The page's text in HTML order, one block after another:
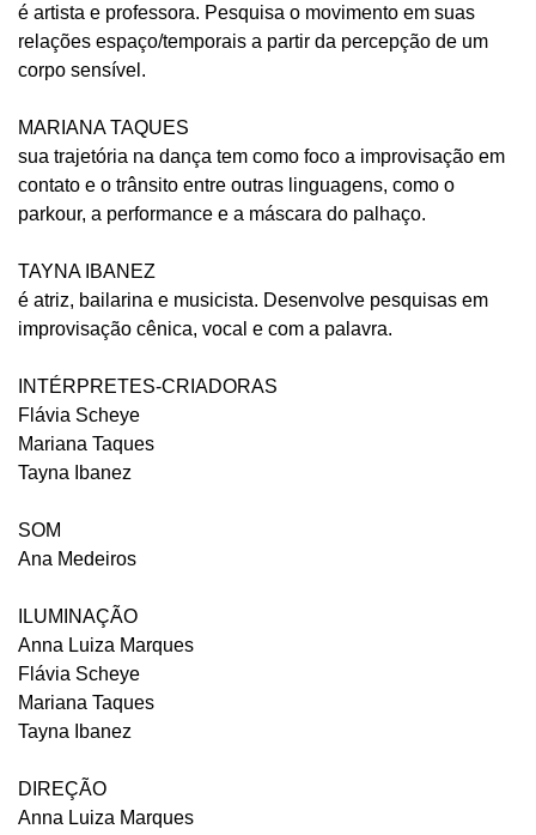
é artista e professora. Pesquisa o movimento em suas
relações espaço/temporais a partir da percepção de um
corpo sensível.
MARIANA TAQUES
sua trajetória na dança tem como foco a improvisação em
contato e o trânsito entre outras linguagens, como o
parkour, a performance e a máscara do palhaço.
TAYNA IBANEZ
é atriz, bailarina e musicista. Desenvolve pesquisas em
improvisação cênica, vocal e com a palavra.
INTÉRPRETES-CRIADORAS
Flávia Scheye
Mariana Taques
Tayna Ibanez
SOM
Ana Medeiros
ILUMINAÇÃO
Anna Luiza Marques
Flávia Scheye
Mariana Taques
Tayna Ibanez
DIREÇÃO
Anna Luiza Marques